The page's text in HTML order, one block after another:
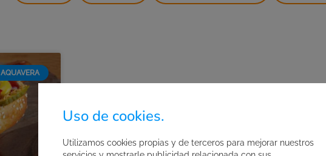
AQUAVERA
Uso de cookies.
Utilizamos cookies propias y de terceros para mejorar nuestros